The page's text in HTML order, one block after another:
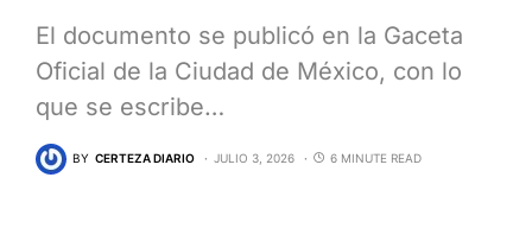
El documento se publicó en la Gaceta
Oficial de la Ciudad de México, con lo
que se escribe…
BY CERTEZA DIARIO JULIO 3, 2026 6 MINUTE READ